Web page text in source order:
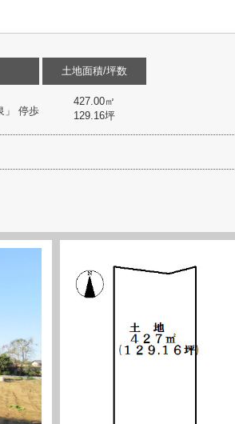
」 停歩
土地面積/坪数
427.00㎡
129.16坪